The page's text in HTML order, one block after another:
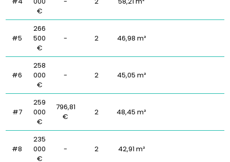
€
#5
266
500
€
- 2 46,98 m²
#6
258
000
€
- 2 45,05 m²
#7
259
000
€
796,81
€
2 48,45 m²
#8
235
000
€
- 2 42,91 m²